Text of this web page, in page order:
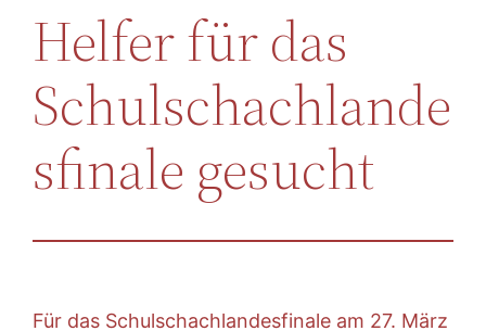
Helfer für das
Schulschachlande
sfinale gesucht
Für das Schulschachlandesfinale am 27. März